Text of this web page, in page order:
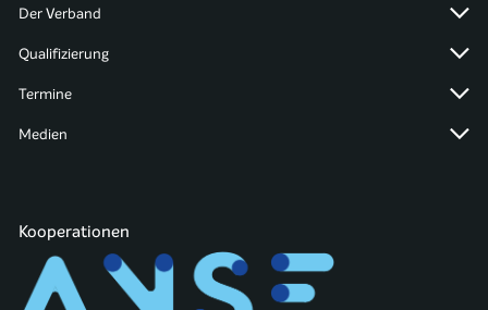
Der Verband
Qualifizierung
Termine
Medien
Kooperationen